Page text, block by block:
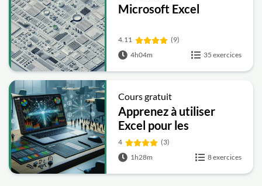
Microsoft Excel
4.11
(9)
4h04m
35 exercices
Cours gratuit
Apprenez à utiliser
Excel pour les
ressources humaines
4
(3)
1h28m
8 exercices